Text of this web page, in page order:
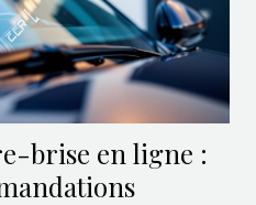
brise en ligne :